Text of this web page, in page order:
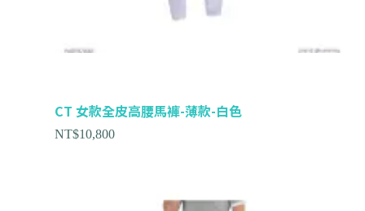
CT 女款全皮高腰馬褲-薄款-白色
NT$10,800